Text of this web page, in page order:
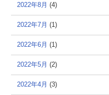
2022年8月 (4)
2022年7月 (1)
2022年6月 (1)
2022年5月 (2)
2022年4月 (3)